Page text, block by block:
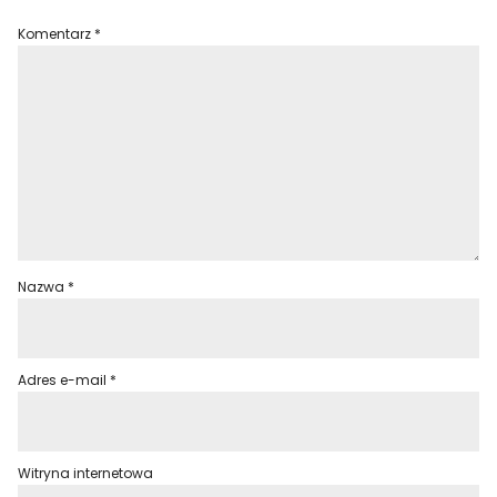
Komentarz *
Nazwa *
Adres e-mail *
Witryna internetowa